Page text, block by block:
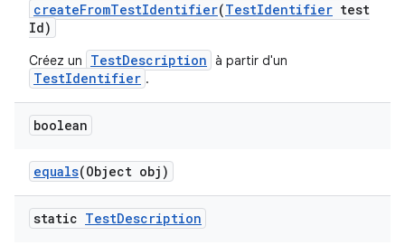
createFromTestIdentifier(TestIdentifier test
Id)
Créez un TestDescription à partir d'un
TestIdentifier .
boolean
equals(Object obj)
static TestDescription